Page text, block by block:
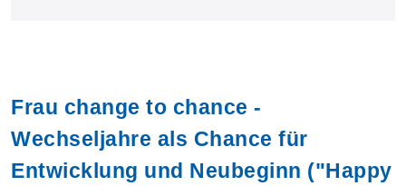
Frau change to chance -
Wechseljahre als Chance für
Entwicklung und Neubeginn ("Happy